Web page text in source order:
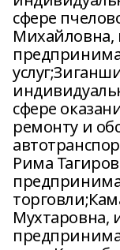
сфере
сфере
ремонту и
Рима
Мухтаровна,